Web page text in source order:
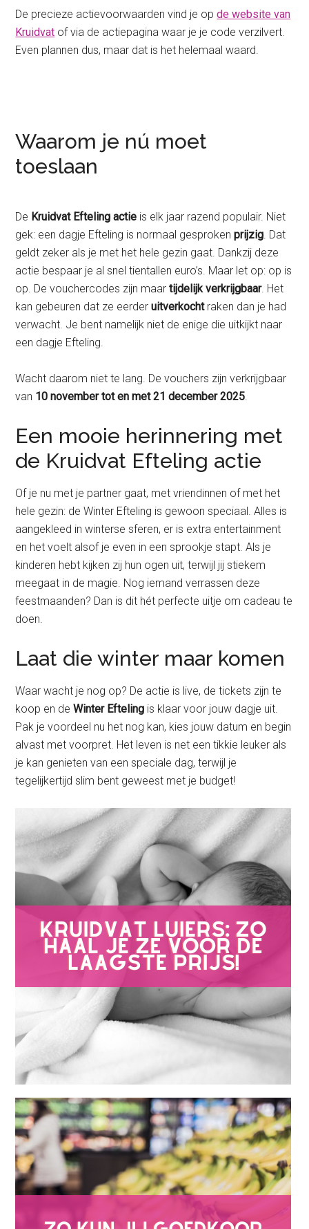
De precieze actievoorwaarden vind je opde website van
Kruidvat of via de actiepagina waar je je code verzilvert.
Even plannen dus, maar dat is het helemaal waard.
Waarom je nú moet
toeslaan
De Kruidvat Efteling actie is elk jaar razend populair. Niet
gek: een dagje Efteling is normaal gesprokenprijzig. Dat
geldt zeker als je met het hele gezin gaat. Dankzij deze
actie bespaar je al snel tientallen euro’s. Maar let op: op is
op. De vouchercodes zijn maartijdelijk verkrijgbaar. Het
kan gebeuren dat ze eerderuitverkocht raken dan je had
verwacht. Je bent namelijk niet de enige die uitkijkt naar
een dagje Efteling.
Wacht daarom niet te lang. De vouchers zijn verkrijgbaar
van 10 november tot en met 21 december 2025.
Een mooie herinnering met
de Kruidvat Efteling actie
Of je nu met je partner gaat, met vriendinnen of met het
hele gezin: de Winter Efteling is gewoon speciaal. Alles is
aangekleed in winterse sferen, er is extra entertainment
en het voelt alsof je even in een sprookje stapt. Als je
kinderen hebt kijken zij hun ogen uit, terwijl jij stiekem
meegaat in de magie. Nog iemand verrassen deze
feestmaanden? Dan is dit hét perfecte uitje om cadeau te
doen.
Laat die winter maar komen
Waar wacht je nog op? De actie is live, de tickets zijn te
koop en deWinter Efteling is klaar voor jouw dagje uit.
Pak je voordeel nu het nog kan, kies jouw datum en begin
alvast met voorpret. Het leven is net een tikkie leuker als
je kan genieten van een speciale dag, terwijl je
tegelijkertijd slim bent geweest met je budget!